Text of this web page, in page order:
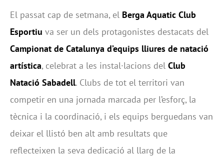
El passat cap de setmana, el Berga Aquatic Club
Esportiu va ser un dels protagonistes destacats del
Campionat de Catalunya d’equips lliures de natació
artística, celebrat a les instal·lacions del Club
Natació Sabadell. Clubs de tot el territori van
competir en una jornada marcada per l’esforç, la
tècnica i la coordinació, i els equips berguedans van
deixar el llistó ben alt amb resultats que
reflecteixen la seva dedicació al llarg de la